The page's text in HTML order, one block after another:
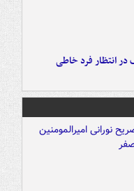
در انتظار فرد خاطی